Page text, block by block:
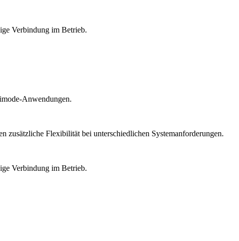
Verbindung im Betrieb.
Anwendungen.
zusätzliche Flexibilität bei unterschiedlichen Systemanforderungen.
Verbindung im Betrieb.